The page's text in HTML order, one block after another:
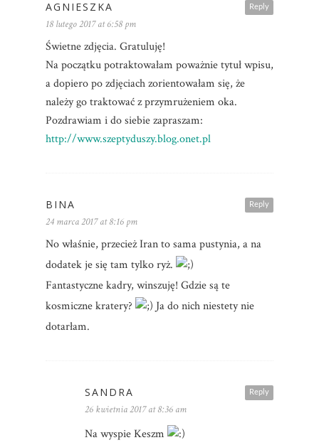
Reply
AGNIESZKA
18 lutego 2017 at 6:58 pm
Świetne zdjęcia. Gratuluję!
Na początku potraktowałam poważnie tytuł wpisu,
a dopiero po zdjęciach zorientowałam się, że
należy go traktować z przymrużeniem oka.
Pozdrawiam i do siebie zapraszam:
http://www.szeptyduszy.blog.onet.pl
Reply
BINA
24 marca 2017 at 8:16 pm
No właśnie, przecież Iran to sama pustynia, a na
dodatek je się tam tylko ryż.
Fantastyczne kadry, winszuję! Gdzie są te
kosmiczne kratery?
Ja do nich niestety nie
dotarłam.
Reply
SANDRA
26 kwietnia 2017 at 8:36 am
Na wyspie Keszm